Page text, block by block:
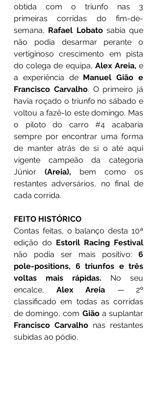
obtida com o triunfo nas 3
primeiras corridas do fim-de-
semana, Rafael Lobato sabia que
não podia desarmar perante o
vertiginoso crescimento em pista
do colega de equipa, Alex Areia, e
a experiência de Manuel Gião e
Francisco Carvalho. O primeiro já
havia roçado o triunfo no sábado e
voltou a fazê-lo este domingo. Mas
o piloto do carro #4 acabaria
sempre por encontrar uma forma
de manter atrás de si o até aqui
vigente campeão da categoria
Júnior (Areia), bem como os
restantes adversários, no final de
cada corrida.
FEITO HISTÓRICO
Contas feitas, o balanço desta 10ª
edição do Estoril Racing Festival
não podia ser mais positivo: 6
pole-positions, 6 triunfos e três
voltas mais rápidas. No seu
encalce, Alex Areia — 2º
classificado em todas as corridas
de domingo, com Gião
Francisco Carvalho nas restantes
subidas ao pódio.